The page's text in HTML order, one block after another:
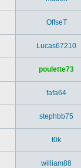
OffseT
Lucas67210
poulette73
fafa64
stephbb75
t0k
william88